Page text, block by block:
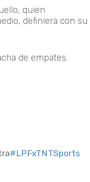
quien
definiera con su
de empates.
#LPFxTNTSports